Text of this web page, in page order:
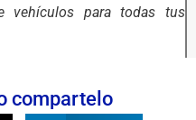
vehículos para todas tus
compartelo